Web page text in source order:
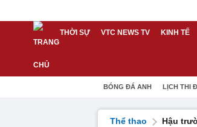
THỜI SỰ VTC NEWS TV KINH TẾ
BÓNG ĐÁ ANH LỊCH THI
Thể thao Hậu